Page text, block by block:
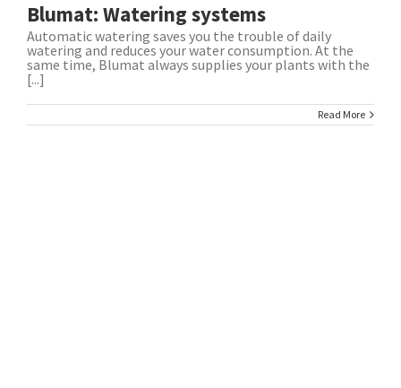
Blumat: Watering systems
Automatic watering saves you the trouble of daily
watering and reduces your water consumption. At the
same time, Blumat always supplies your plants with the
[...]
Read More